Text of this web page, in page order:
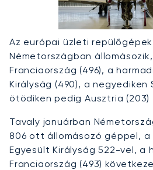
Az európai üzleti
Németországban
Franciaország (496), a
Királyság (490), a negyediken
ötödiken pedig Ausztria (203)
Tavaly januárban
806 ott állomásozó géppel, a
Egyesült Királyság 522-vel, a
Franciaország (493)